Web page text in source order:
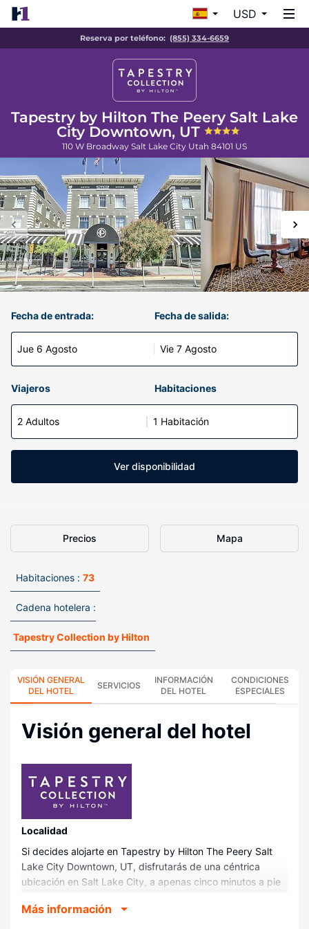
USD
Reserva por teléfono: (855) 334-6659
Tapestry by Hilton The Peery Salt Lake
City Downtown, UT
110 W Broadway Salt Lake City Utah 84101 US
Fecha de entrada:
Jue 6 Agosto
Fecha de salida:
Vie 7 Agosto
Viajeros Habitaciones
2 Adultos 1 Habitación
Ver disponibilidad
Precios Mapa
Habitaciones : 73
Cadena hotelera :
Tapestry Collection by Hilton
VISIÓN GENERAL
DEL HOTEL
SERVICIOS
INFORMACIÓN
DEL HOTEL
CONDICIONES
ESPECIALES
Visión general del hotel
Localidad
Si decides alojarte en Tapestry by Hilton The Peery Salt
Lake City Downtown, UT, disfrutarás de una céntrica
ubicación en Salt Lake City, a apenas cinco minutos a pie
Palace. Además, este hotel se encuentra a 0,6 km de
Más información